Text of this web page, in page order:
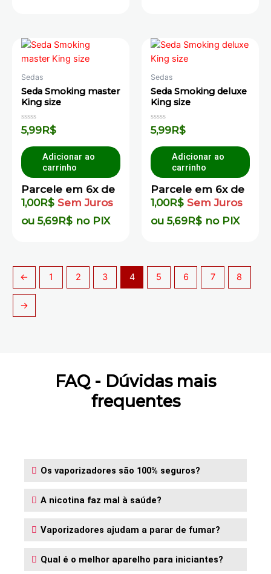
Sedas
Seda Smoking master
King size
Avaliação
0
5
5,99R$
Adicionar ao
carrinho
Parcele em 6x de
1,00R$ Sem Juros
ou 5,69R$ no PIX
Sedas
Seda Smoking deluxe
King size
Avaliação
0
5
5,99R$
Adicionar ao
carrinho
Parcele em 6x de
1,00R$ Sem Juros
ou 5,69R$ no PIX
← 1 2 3 4 5 6 7 8
→
FAQ - Dúvidas mais
frequentes
Os vaporizadores são 100% seguros?
A nicotina faz mal à saúde?
Vaporizadores ajudam a parar de fumar?
Qual é o melhor aparelho para iniciantes?